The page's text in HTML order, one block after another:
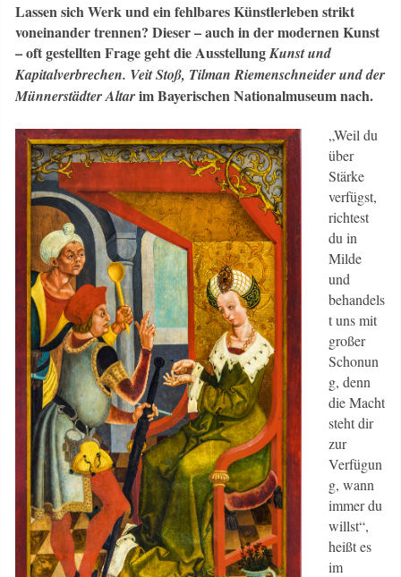
Lassen sich Werk und ein fehlbares Künstlerleben strikt
voneinander trennen? Dieser – auch in der modernen Kunst
– oft gestellten Frage geht die AusstellungKunst und
Kapitalverbrechen. Veit Stoß, Tilman Riemenschneider und der
Münnerstädter Altarim Bayerischen Nationalmuseum nach.
„Weil du
über
Stärke
verfügst,
richtest
du in
Milde
und
behandels
t uns mit
großer
Schonun
g, denn
die Macht
steht dir
zur
Verfügun
g, wann
immer du
willst“,
heißt es
im